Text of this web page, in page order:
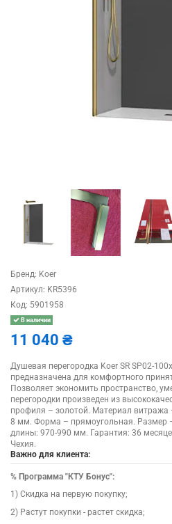
Бренд: Koer
Артикул: KR5396
Код: 5901958
В наличии
11 040 ₴
Душевая перегородка Koer SR SP02-
предназначена для комфортного
Позволяет экономить пространство,
перегородки произведен из
профиля – золотой. Материал витража
8 мм. Форма – прямоугольная. Размер
длины: 970-990 мм. Гарантия: 36
Чехия.
Важно для клиента:
% Программа "КТУ Бонус":
1) Скидка на первую покупку;
2) Растут покупки - растет скидка;